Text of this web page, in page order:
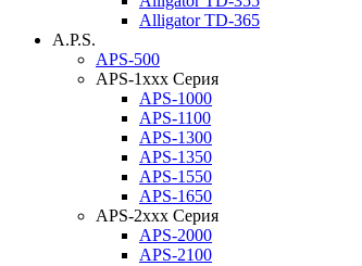
Alligator TD-365
A.P.S.
APS-500
APS-1xxx Серия
APS-1000
APS-1100
APS-1300
APS-1350
APS-1550
APS-1650
APS-2xxx Серия
APS-2000
APS-2100